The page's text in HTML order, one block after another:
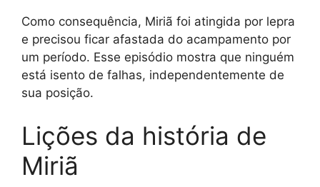
Como consequência, Miriã foi atingida por lepra
e precisou ficar afastada do acampamento por
um período. Esse episódio mostra que ninguém
está isento de falhas, independentemente de
sua posição.
Lições da história de
Miriã